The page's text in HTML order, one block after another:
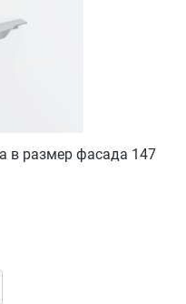
в размер фасада 147